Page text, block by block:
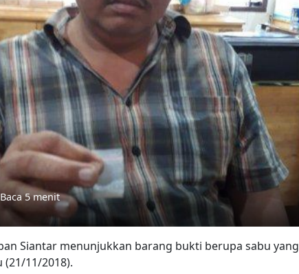
Baca 5 menit
Siantar menunjukkan barang bukti berupa sabu yang
(21/11/2018).